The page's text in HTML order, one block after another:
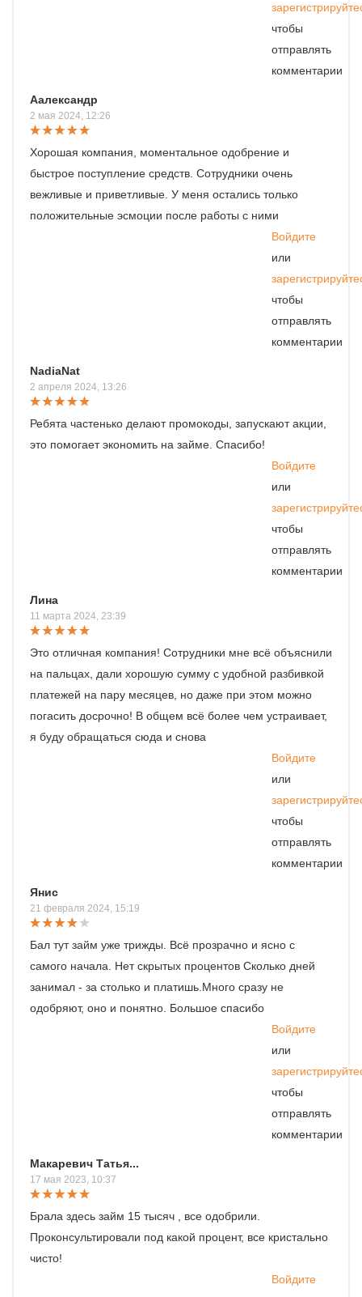
чтобы
отправлять
комментарии
Аалександр
2 мая 2024, 12:26
Хорошая компания, моментальное одобрение и
быстрое поступление средств. Сотрудники очень
вежливые и приветливые. У меня остались только
положительные эсмоции после работы с ними
Войдите
или
чтобы
отправлять
комментарии
NadiaNat
2 апреля 2024, 13:26
Ребята частенько делают промокоды, запускают акции,
это помогает экономить на займе. Спасибо!
Войдите
или
чтобы
отправлять
комментарии
Лина
11 марта 2024, 23:39
Это отличная компания! Сотрудники мне всё объяснили
на пальцах, дали хорошую сумму с удобной разбивкой
платежей на пару месяцев, но даже при этом можно
погасить досрочно! В общем всё более чем устраивает,
я буду обращаться сюда и снова
Войдите
или
чтобы
отправлять
комментарии
Янис
21 февраля 2024, 15:19
Бал тут займ уже трижды. Всё прозрачно и ясно с
самого начала. Нет скрытых процентов Сколько дней
занимал - за столько и платишь.Много сразу не
одобряют, оно и понятно. Большое спасибо
Войдите
или
чтобы
отправлять
комментарии
Макаревич Татья...
17 мая 2023, 10:37
Брала здесь займ 15 тысяч , все одобрили.
Проконсультировали под какой процент, все кристально
чисто!
Войдите